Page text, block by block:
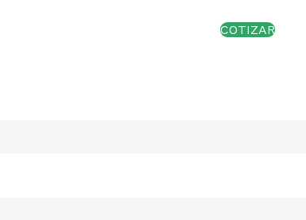
COTIZAR